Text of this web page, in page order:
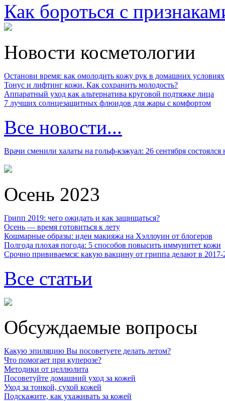
Как бороться с
Новости косметологии
Останови время: как омолодить кожу рук в домашних условиях
Тонус и лифтинг кожи. Как сохранить молодость?
Аппаратный уход как альтернатива круговой подтяжке лица
7 лучших солнцезащитных флюидов для жары с комфортом
Все новости...
Врачи сменили халаты на гольф-кэжуал: 26 сентября
Осень 2023
Грипп 2019: чего ожидать и как защищаться?
Осень — время готовиться к лету
Кошмарные образы: идеи макияжа на Хэллоуин от блогеров
Полгода плохая погода: 5 способов повысить иммунитет кожи
Срочно прививаемся: какую вакцину от гриппа делают в 2017-
Все статьи
Обсуждаемые вопросы
Какую эпиляцию Вы посоветуете делать летом?
Что помогает при куперозе?
Методики от целлюлита
Посоветуйте домашний уход за кожей
Уход за тонкой, сухой кожей
Подскажите, как ухаживать за кожей